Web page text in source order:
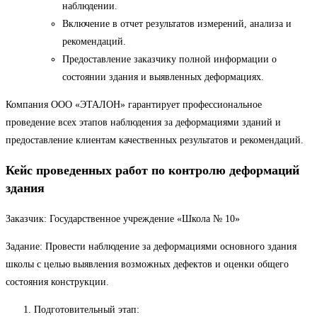
наблюдении.
Включение в отчет результатов измерений, анализа и
рекомендаций.
Предоставление заказчику полной информации о
состоянии здания и выявленных деформациях.
Компания ООО «ЭТАЛОН» гарантирует профессиональное
проведение всех этапов наблюдения за деформациями зданий и
предоставление клиентам качественных результатов и рекомендаций.
Кейс проведенных работ по контролю деформаций
здания
Заказчик: Государственное учреждение «Школа № 10»
Задание: Провести наблюдение за деформациями основного здания
школы с целью выявления возможных дефектов и оценки общего
состояния конструкции.
Подготовительный этап: